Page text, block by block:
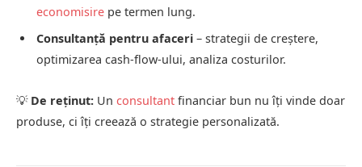
economisire pe termen lung.
Consultanță pentru afaceri – strategii de creștere,
optimizarea cash-flow-ului, analiza costurilor.
💡 De reținut: Un consultant financiar bun nu îți vinde doar
produse, ci îți creează o strategie personalizată.